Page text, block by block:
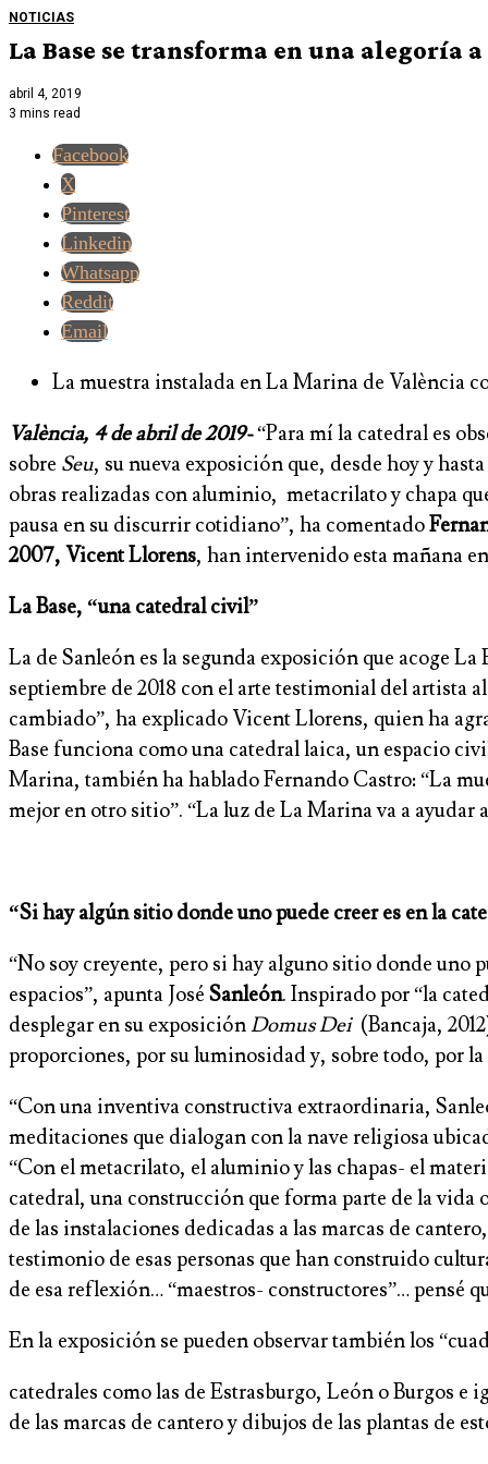
NOTICIAS
La Base se transforma en una alegoría
abril 4, 2019
3 mins read
Facebook
X
Pinterest
Linkedin
Whatsapp
Reddit
Email
La muestra instalada en La Marina de València
València, 4 de abril de 2019-“Para mí la catedral es
sobre Seu, su nueva exposición que, desde hoy y
obras realizadas con aluminio, metacrilato y chapa
pausa en su discurrir cotidiano”, ha comentado
2007, Vicent Llorens, han intervenido esta mañana
La Base, “una catedral civil”
La de Sanleón es la segunda exposición que acoge
septiembre de 2018 con el arte testimonial del artista
cambiado”, ha explicado Vicent Llorens, quien ha
Base funciona como una catedral laica, un espacio
Marina, también ha hablado Fernando Castro: “La
mejor en otro sitio”. “La luz de La Marina va a ayudar
“Si hay algún sitio donde uno puede creer es en la
“No soy creyente, pero si hay alguno sitio donde uno
espacios”, apunta José Sanleón. Inspirado por “la
desplegar en su exposiciónDomus Dei(Bancaja,
proporciones, por su luminosidad y, sobre todo, por
“Con una inventiva constructiva extraordinaria,
meditaciones que dialogan con la nave religiosa
“Con el metacrilato, el aluminio y las chapas- el
catedral, una construcción que forma parte de la vida
de las instalaciones dedicadas a las marcas de
testimonio de esas personas que han construido
de esa reflexión… “maestros- constructores”… pensé
En la exposición se pueden observar también los
catedrales como las de Estrasburgo, León o Burgos
de las marcas de cantero y dibujos de las plantas de